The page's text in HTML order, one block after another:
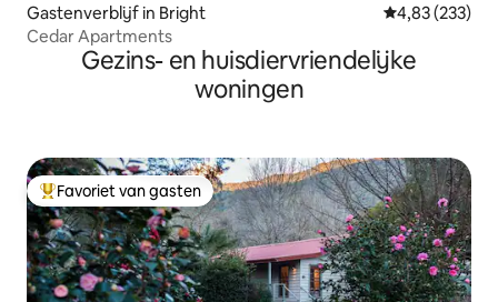
Gastenverblijf in Bright Gemiddelde
4,83 (233)
Cedar Apartments
Gezins- en huisdiervriendelijke
woningen
Topfavoriet van gasten
Favoriet van gasten